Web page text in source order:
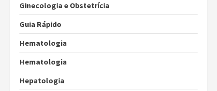
Ginecologia e Obstetrícia
Guia Rápido
Hematologia
Hematologia
Hepatologia